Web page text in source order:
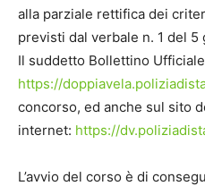
alla parziale rettifica dei
previsti dal verbale n. 1 del 5
Il suddetto Bollettino
https://
concorso, ed anche sul sito
internet: https://
L’avvio del corso è di